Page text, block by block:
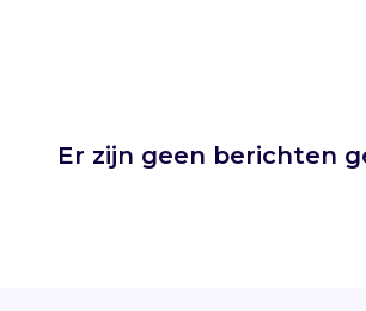
Er zijn geen berichten